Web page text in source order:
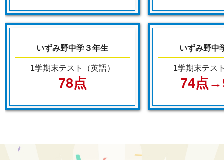
いずみ野中学３年生
1学期末テスト（英語）
78点
いずみ野中
1学期末テス
74点